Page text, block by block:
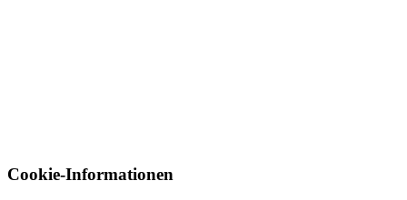
Cookie-Informationen